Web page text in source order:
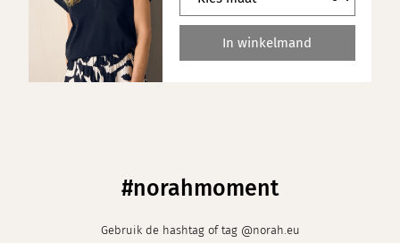
In winkelmand
#norahmoment
Gebruik de hashtag of tag @norah.eu